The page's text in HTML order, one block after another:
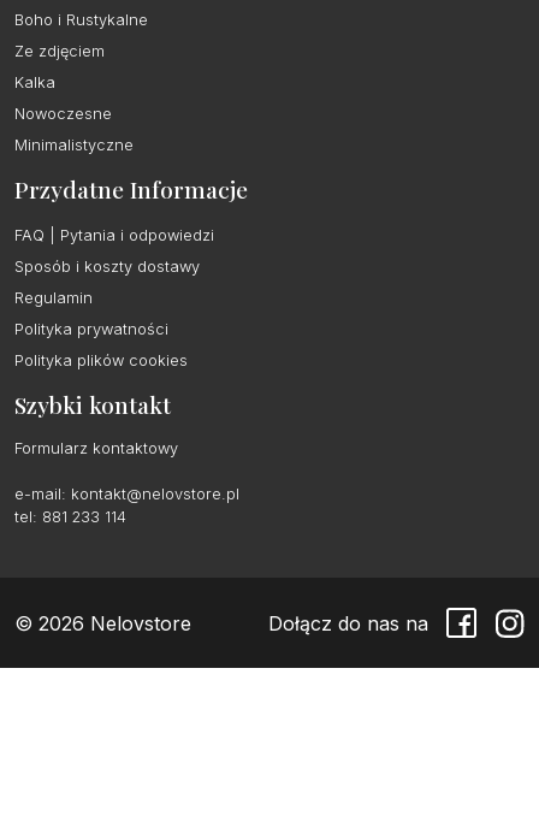
Boho i Rustykalne
Ze zdjęciem
Kalka
Nowoczesne
Minimalistyczne
Przydatne Informacje
FAQ | Pytania i odpowiedzi
Sposób i koszty dostawy
Regulamin
Polityka prywatności
Polityka plików cookies
Szybki kontakt
Formularz kontaktowy
e-mail: kontakt@nelovstore.pl
tel: 881 233 114
© 2026 Nelovstore Dołącz do nas na